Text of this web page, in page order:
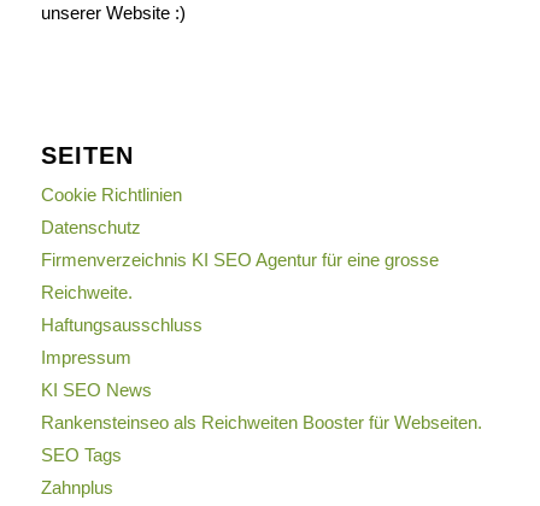
unserer Website :)
SEITEN
Cookie Richtlinien
Datenschutz
Firmenverzeichnis KI SEO Agentur für eine grosse
Reichweite.
Haftungsausschluss
Impressum
KI SEO News
Rankensteinseo als Reichweiten Booster für Webseiten.
SEO Tags
Zahnplus